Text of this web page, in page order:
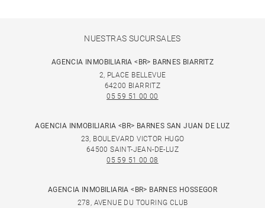
NUESTRAS SUCURSALES
AGENCIA INMOBILIARIA <BR> BARNES BIARRITZ
2, PLACE BELLEVUE
64200 BIARRITZ
05 59 51 00 00
AGENCIA INMOBILIARIA <BR> BARNES SAN JUAN DE LUZ
23, BOULEVARD VICTOR HUGO
64500 SAINT-JEAN-DE-LUZ
05 59 51 00 08
AGENCIA INMOBILIARIA <BR> BARNES HOSSEGOR
278, AVENUE DU TOURING CLUB